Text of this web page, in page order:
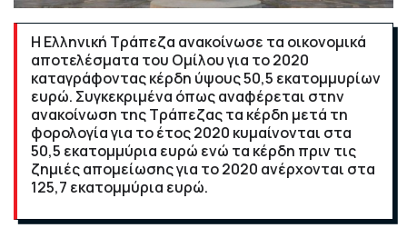
Η Ελληνική Τράπεζα ανακοίνωσε τα οικονομικά
αποτελέσματα του Ομίλου για το 2020
καταγράφοντας κέρδη ύψους 50,5 εκατομμυρίων
ευρώ. Συγκεκριμένα όπως αναφέρεται στην
ανακοίνωση της Τράπεζας τα κέρδη μετά τη
φορολογία για το έτος 2020 κυμαίνονται στα
50,5 εκατομμύρια ευρώ ενώ τα κέρδη πριν τις
ζημιές απομείωσης για το 2020 ανέρχονται στα
125,7 εκατομμύρια ευρώ.